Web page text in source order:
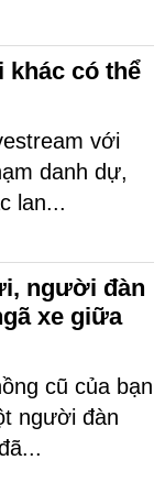
khác có thể
với
danh dự,
lan...
người đàn
xe giữa
cũ của bạn
người đàn